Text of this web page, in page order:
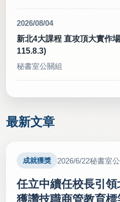
2026/08/04
新北4大課程 直攻頂大實作
115.8.3)
秘書室公關組
對外華語教學能力認證116
(轉載自 中央社 115.7.30)
2026/07/29
台灣實中年砸近4千萬經費
載自 中央社 115.7.29)
最新文章
成就獲獎 2026/6/22秘書室
任立中續任校長引